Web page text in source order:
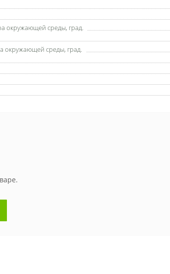
окружающей среды, град.
окружающей среды, град.